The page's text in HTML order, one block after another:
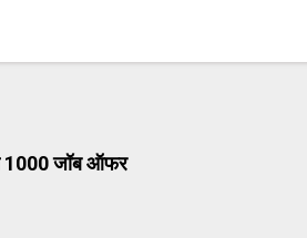
से 1000 जॉब ऑफर